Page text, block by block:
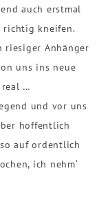
auch erstmal
richtig kneifen.
riesiger Anhänger
uns ins neue
real …
und vor uns
hoffentlich
auf ordentlich
ich nehm‘